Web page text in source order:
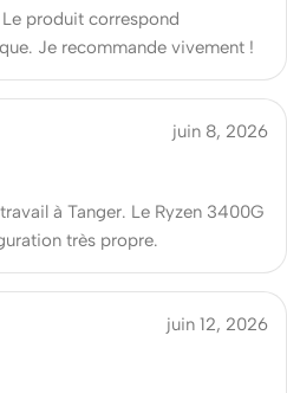
produit correspond
Je recommande vivement !
juin 8, 2026
à Tanger. Le Ryzen 3400G
très propre.
juin 12, 2026